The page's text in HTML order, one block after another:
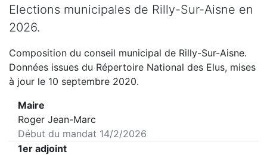
Elections municipales de Rilly-Sur-Aisne en
2026.
Composition du conseil municipal de Rilly-Sur-Aisne.
Données issues du Répertoire National des Elus, mises
à jour le 10 septembre 2020.
Maire
Roger Jean-Marc
Début du mandat 14/2/2026
1er adjoint